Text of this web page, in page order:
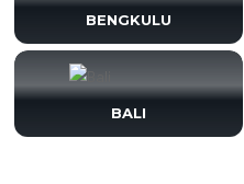
BENGKULU
BALI